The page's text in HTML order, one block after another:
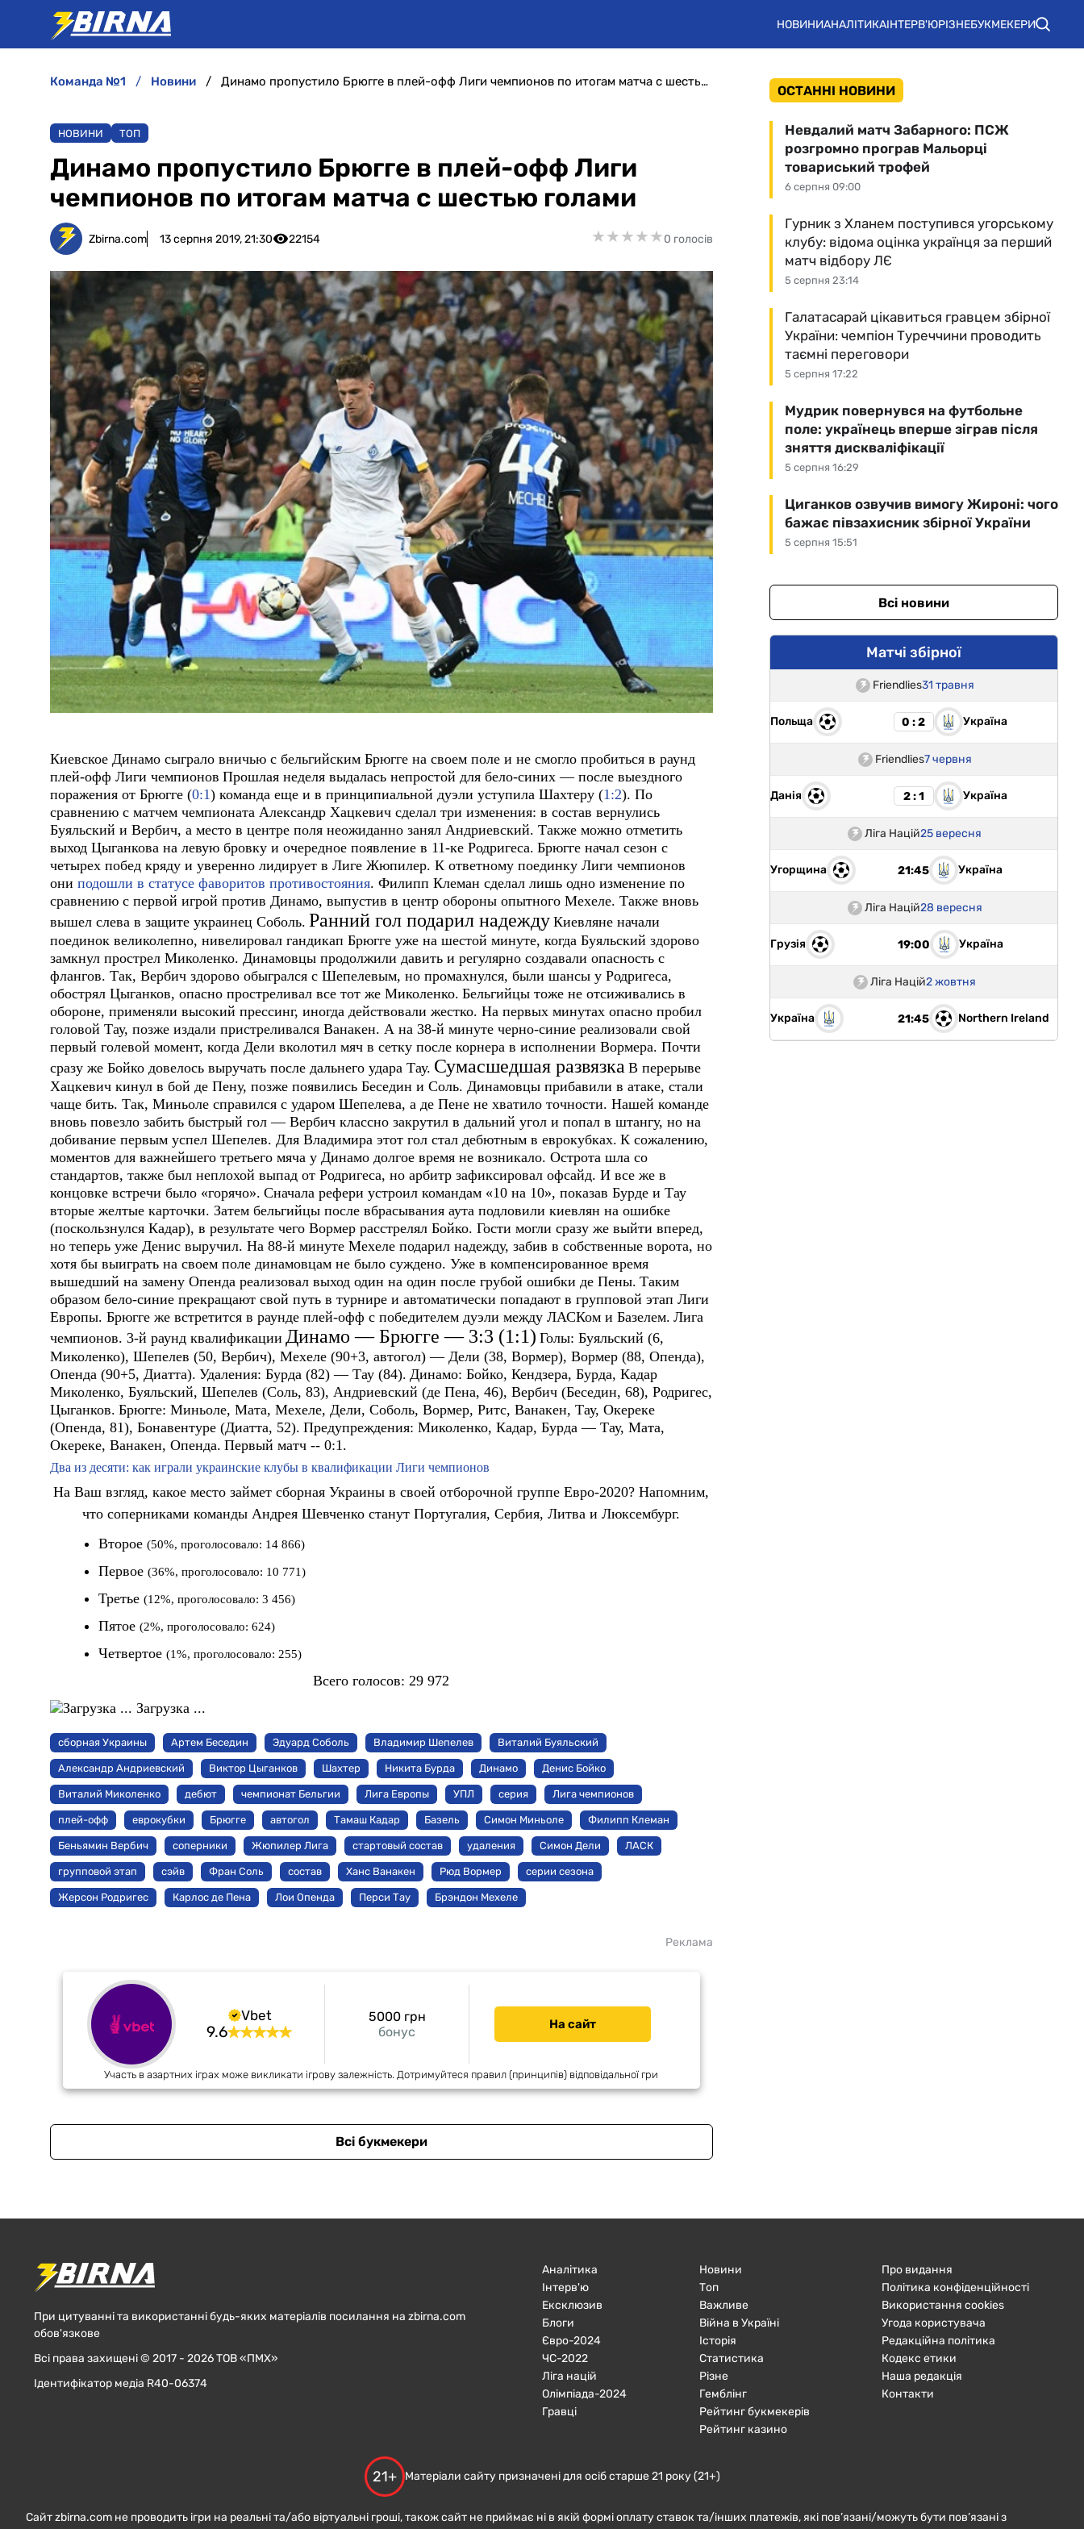
НОВИНИАНАЛІТИКАІНТЕРВ'ЮРІЗНЕБУКМЕКЕРИ
команда №1 новини Динамо пропустило Брюгге в плей-офф Лиги чемпионов по итогам матча с шестью голами
НОВИНИ ТОП
Динамо пропустило Брюгге в плей-офф Лиги
чемпионов по итогам матча с шестью голами
Zbirna.com 13 серпня 2019, 21:30 22154 ★★★★★
★★★★★0 голосів
Киевское Динамо сыграло вничью с бельгийским Брюгге на своем поле и не смогло пробиться в раунд
плей-офф Лиги чемпионов Прошлая неделя выдалась непростой для бело-синих — после выездного
поражения от Брюгге (0:1) команда еще и в принципиальной дуэли уступила Шахтеру (1:2). По
сравнению с матчем чемпионата Александр Хацкевич сделал три изменения: в состав вернулись
Буяльский и Вербич, а место в центре поля неожиданно занял Андриевский. Также можно отметить
выход Цыганкова на левую бровку и очередное появление в 11-ке Родригеса. Брюгге начал сезон с
четырех побед кряду и уверенно лидирует в Лиге Жюпилер. К ответному поединку Лиги чемпионов
они подошли в статусе фаворитов противостояния. Филипп Клеман сделал лишь одно изменение по
сравнению с первой игрой против Динамо, выпустив в центр обороны опытного Мехеле. Также вновь
вышел слева в защите украинец Соболь. Ранний гол подарил надежду Киевляне начали
поединок великолепно, нивелировал гандикап Брюгге уже на шестой минуте, когда Буяльский здорово
замкнул прострел Миколенко. Динамовцы продолжили давить и регулярно создавали опасность с
флангов. Так, Вербич здорово обыгрался с Шепелевым, но промахнулся, были шансы у Родригеса,
обострял Цыганков, опасно простреливал все тот же Миколенко. Бельгийцы тоже не отсиживались в
обороне, применяли высокий прессинг, иногда действовали жестко. На первых минутах опасно пробил
головой Тау, позже издали пристреливался Ванакен. А на 38-й минуте черно-синие реализовали свой
первый голевой момент, когда Дели вколотил мяч в сетку после корнера в исполнении Вормера. Почти
сразу же Бойко довелось выручать после дальнего удара Тау. Сумасшедшая развязка В перерыве
Хацкевич кинул в бой де Пену, позже появились Беседин и Соль. Динамовцы прибавили в атаке, стали
чаще бить. Так, Миньоле справился с ударом Шепелева, а де Пене не хватило точности. Нашей команде
вновь повезло забить быстрый гол — Вербич классно закрутил в дальний угол и попал в штангу, но на
добивание первым успел Шепелев. Для Владимира этот гол стал дебютным в еврокубках. К сожалению,
моментов для важнейшего третьего мяча у Динамо долгое время не возникало. Острота шла со
стандартов, также был неплохой выпад от Родригеса, но арбитр зафиксировал офсайд. И все же в
концовке встречи было «горячо». Сначала рефери устроил командам «10 на 10», показав Бурде и Тау
вторые желтые карточки. Затем бельгийцы после вбрасывания аута подловили киевлян на ошибке
(поскользнулся Кадар), в результате чего Вормер расстрелял Бойко. Гости могли сразу же выйти вперед,
но теперь уже Денис выручил. На 88-й минуте Мехеле подарил надежду, забив в собственные ворота, но
хотя бы выиграть на своем поле динамовцам не было суждено. Уже в компенсированное время
вышедший на замену Опенда реализовал выход один на один после грубой ошибки де Пены. Таким
образом бело-синие прекращают свой путь в турнире и автоматически попадают в групповой этап Лиги
Европы. Брюгге же встретится в раунде плей-офф с победителем дуэли между ЛАСКом и Базелем. Лига
чемпионов. 3-й раунд квалификации Динамо — Брюгге — 3:3 (1:1) Голы: Буяльский (6,
Миколенко), Шепелев (50, Вербич), Мехеле (90+3, автогол) — Дели (38, Вормер), Вормер (88, Опенда),
Опенда (90+5, Диатта). Удаления: Бурда (82) — Тау (84). Динамо: Бойко, Кендзера, Бурда, Кадар
Миколенко, Буяльский, Шепелев (Соль, 83), Андриевский (де Пена, 46), Вербич (Беседин, 68), Родригес,
Цыганков. Брюгге: Миньоле, Мата, Мехеле, Дели, Соболь, Вормер, Ритс, Ванакен, Тау, Окереке
(Опенда, 81), Бонавентуре (Диатта, 52). Предупреждения: Миколенко, Кадар, Бурда — Тау, Мата,
Окереке, Ванакен, Опенда. Первый матч -- 0:1.
Два из десяти: как играли украинские клубы в квалификации Лиги чемпионов
На Ваш взгляд, какое место займет сборная Украины в своей отборочной группе Евро-2020? Напомним,
что соперниками команды Андрея Шевченко станут Португалия, Сербия, Литва и Люксембург.
Второе (50%, проголосовало: 14 866)
Первое (36%, проголосовало: 10 771)
Третье (12%, проголосовало: 3 456)
Пятое (2%, проголосовало: 624)
Четвертое (1%, проголосовало: 255)
Всего голосов: 29 972
Загрузка ...
сборная Украины Артем Беседин Эдуард Соболь Владимир Шепелев Виталий Буяльский
Александр Андриевский Виктор Цыганков Шахтер Никита Бурда Динамо Денис Бойко
Виталий Миколенко дебют чемпионат Бельгии Лига Европы УПЛ серия Лига чемпионов
плей-офф еврокубки Брюгге автогол Тамаш Кадар Базель Симон Миньоле Филипп Клеман
Беньямин Вербич соперники Жюпилер Лига стартовый состав удаления Симон Дели ЛАСК
групповой этап сэйв Фран Соль состав Ханс Ванакен Рюд Вормер серии сезона
Жерсон Родригес Карлос де Пена Лои Опенда Перси Тау Брэндон Мехеле
Реклама
Vbet
9.6 бонус
5000 грн На сайт
Участь в азартних іграх може викликати ігрову залежність. Дотримуйтеся правил (принципів) відповідальної гри
Всі букмекери
ОСТАННІ НОВИНИ
6 серпня 09:00
Невдалий матч Забарного: ПСЖ
розгромно програв Мальорці
товариський трофей
5 серпня 23:14
Гурник з Хланем поступився угорському
клубу: відома оцінка українця за перший
матч відбору ЛЄ
5 серпня 17:22
Галатасарай цікавиться гравцем збірної
України: чемпіон Туреччини проводить
таємні переговори
5 серпня 16:29
Мудрик повернувся на футбольне
поле: українець вперше зіграв після
зняття дискваліфікації
5 серпня 15:51
Циганков озвучив вимогу Жироні: чого
бажає півзахисник збірної України
Всі новини
Матчі збірної
Friendlies31 травня
Польща 0 : 2 Україна
Friendlies7 червня
Данія 2 : 1 Україна
Ліга Націй25 вересня
Угорщина 21:45 Україна
Ліга Націй28 вересня
Грузія 19:00 Україна
Ліга Націй2 жовтня
Україна 21:45 Northern Ireland
При цитуванні та використанні будь-яких матеріалів посилання на zbirna.com
обов'язкове
Всі права захищені © 2017 - 2026 ТОВ «ПМХ»
Ідентифікатор медіа R40-06374
Аналітика
Інтерв'ю
Ексклюзив
Блоги
Євро-2024
ЧC-2022
Ліга націй
Олімпіада-2024
Гравці
Новини
Топ
Важливе
Війна в Україні
Історія
Статистика
Різне
Гемблінг
Рейтинг букмекерів
Рейтинг казино
Про видання
Політика конфіденційності
Використання cookies
Угода користувача
Редакційна політика
Кодекс етики
Наша редакція
Контакти
21+ Матеріали сайту призначені для осіб старше 21 року (21+)
Сайт zbirna.com не проводить ігри на реальні та/або віртуальні гроші, також сайт не приймає ні в якій формі оплату ставок та/інших платежів, які пов’язані/можуть бути пов’язані з